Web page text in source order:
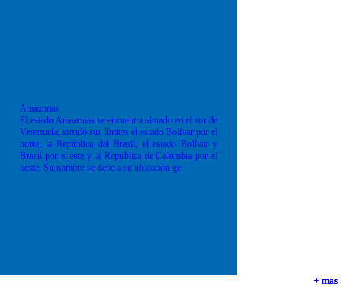
+ mas
+ mas
+ mas
Amazonas
El estado Amazonas se encuentra situado en el sur de
Venezuela, siendo sus límites el estado Bolívar por el
norte; la República del Brasil; el estado Bolívar y
Brasil por el este y la República de Colombia por el
oeste. Su nombre se debe a su ubicación ge
+ mas